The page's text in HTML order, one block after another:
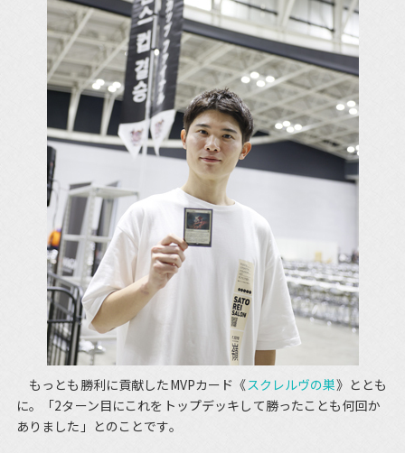
もっとも勝利に貢献したMVPカード《スクレルヴの巣》ととも
に。「2ターン目にこれをトップデッキして勝ったことも何回か
ありました」とのことです。